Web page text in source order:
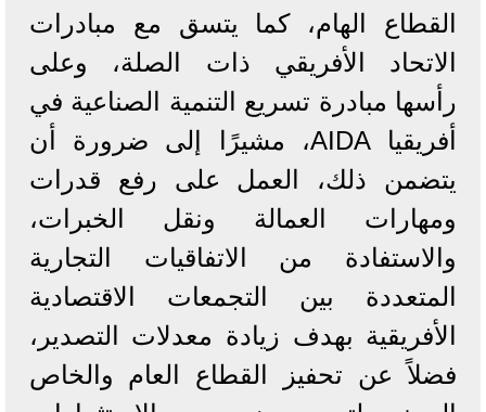
القطاع الهام، كما يتسق مع مبادرات
الاتحاد الأفريقي ذات الصلة، وعلى
رأسها مبادرة تسريع التنمية الصناعية في
أفريقيا AIDA، مشيرًا إلى ضرورة أن
يتضمن ذلك، العمل على رفع قدرات
ومهارات العمالة ونقل الخبرات،
والاستفادة من الاتفاقيات التجارية
المتعددة بين التجمعات الاقتصادية
الأفريقية بهدف زيادة معدلات التصدير،
فضلاً عن تحفيز القطاع العام والخاص